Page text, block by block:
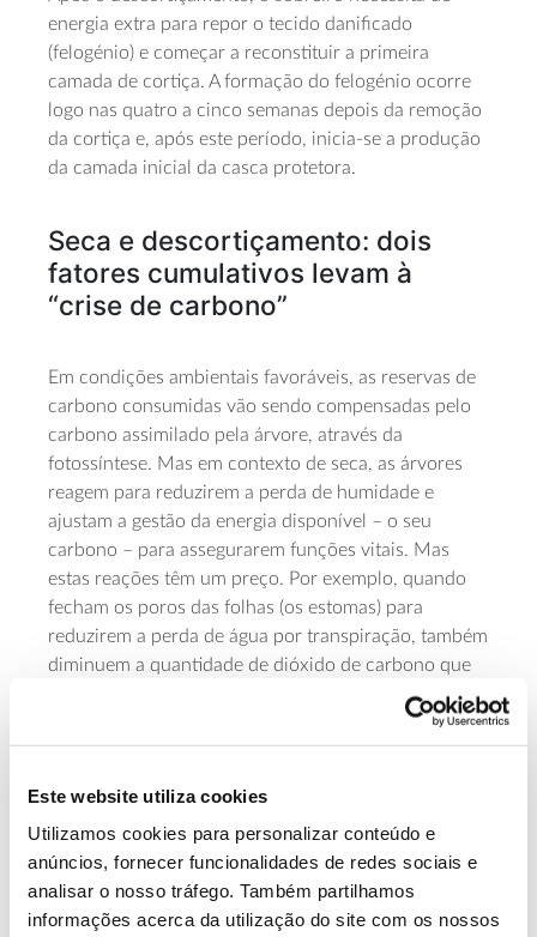
Este website utiliza cookies
Utilizamos cookies para personalizar conteúdo e
anúncios, fornecer funcionalidades de redes sociais e
analisar o nosso tráfego. Também partilhamos
informações acerca da utilização do site com os nossos
energia extra para repor o tecido danificado
(felogénio) e começar a reconstituir a primeira
camada de cortiça. A formação do felogénio ocorre
logo nas quatro a cinco semanas depois da remoção
da cortiça e, após este período, inicia-se a produção
da camada inicial da casca protetora.
Seca e descortiçamento: dois
fatores cumulativos levam à
“crise de carbono”
Em condições ambientais favoráveis, as reservas de
carbono consumidas vão sendo compensadas pelo
carbono assimilado pela árvore, através da
fotossíntese. Mas em contexto de seca, as árvores
reagem para reduzirem a perda de humidade e
ajustam a gestão da energia disponível – o seu
carbono – para assegurarem funções vitais. Mas
estas reações têm um preço. Por exemplo, quando
fecham os poros das folhas (os estomas) para
reduzirem a perda de água por transpiração, também
diminuem a quantidade de dióxido de carbono que
pode entrar e, consequentemente, a fotossíntese.
prevenir perdas: Imediata redução da transpiração e
crescente redução do fluxoda seiva para prevenir a
perda excessiva de água e de energia (o que não
acontece em anos sem seca, nem nas árvores não